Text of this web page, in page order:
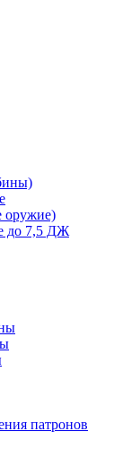
оружие)
до 7,5 ДЖ
патронов